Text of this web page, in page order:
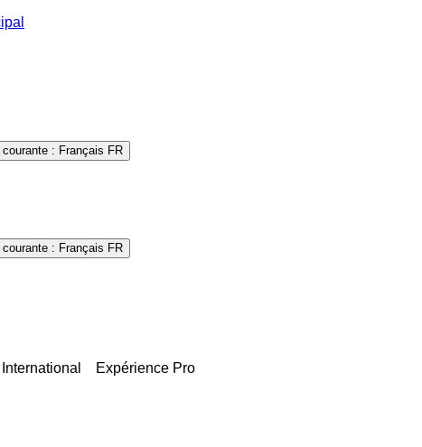
courante : Français FR
courante : Français FR
International Expérience Pro